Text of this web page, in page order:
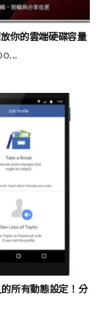
你的雲端硬碟容量
所有動態設定！分